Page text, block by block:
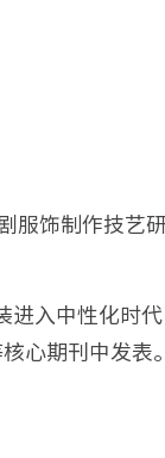
饰制作技艺
入中性化时
心期刊中发表。